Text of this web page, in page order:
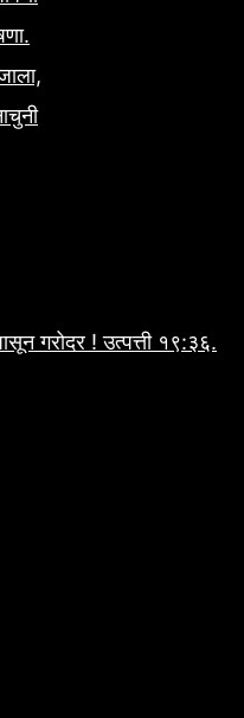
गरोदर ! उत्पत्ती १९:३६.